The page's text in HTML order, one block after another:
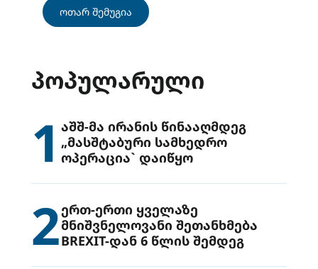
ოთარ შემუგია
ᲞᲝᲞᲣᲚᲐᲠᲣᲚᲘ
1 აშშ-მა ირანის წინააღმდეგ
„მასშტაბური სამხედრო
ოპერაცია` დაიწყო
2ერთ-ერთი ყველაზე
მნიშვნელოვანი შეთანხმება
BREXIT-დან 6 წლის შემდეგ